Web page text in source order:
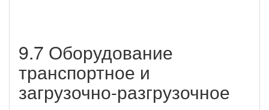
9.7 Оборудование
транспортное и
загрузочно-разгрузочное